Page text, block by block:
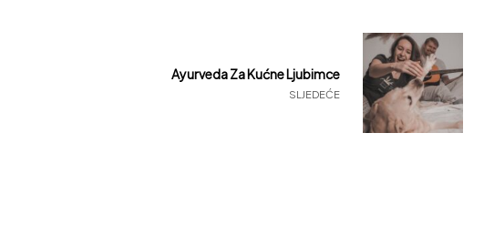
SLJEDEĆE
Ayurveda Za Kućne Ljubimce